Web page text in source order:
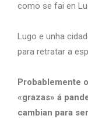
como se fai en
Lugo e unha
para retratar a
Probablemente
«grazas» á
cambian para